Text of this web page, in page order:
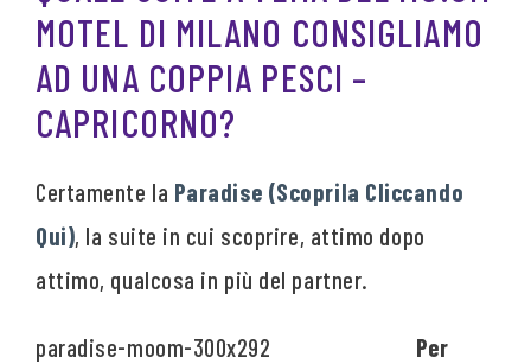
MOTEL DI MILANO CONSIGLIAMO
AD UNA COPPIA PESCI –
CAPRICORNO?
Certamente la Paradise (Scoprila Cliccando
Qui), la suite in cui scoprire, attimo dopo
attimo, qualcosa in più del partner.
Per